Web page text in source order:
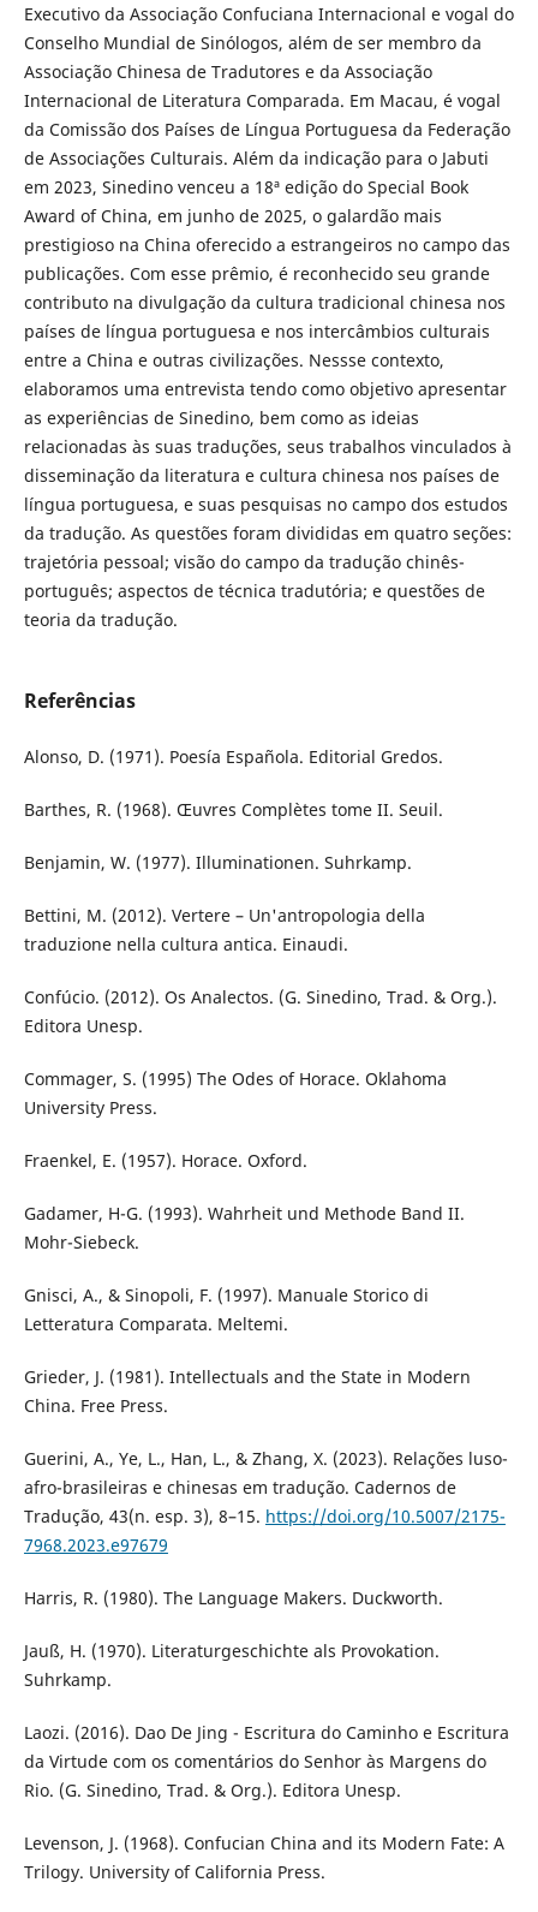
Executivo da Associação Confuciana Internacional e vogal do
Conselho Mundial de Sinólogos, além de ser membro da
Associação Chinesa de Tradutores e da Associação
Internacional de Literatura Comparada. Em Macau, é vogal
da Comissão dos Países de Língua Portuguesa da Federação
de Associações Culturais. Além da indicação para o Jabuti
em 2023, Sinedino venceu a 18ª edição do Special Book
Award of China, em junho de 2025, o galardão mais
prestigioso na China oferecido a estrangeiros no campo das
publicações. Com esse prêmio, é reconhecido seu grande
contributo na divulgação da cultura tradicional chinesa nos
países de língua portuguesa e nos intercâmbios culturais
entre a China e outras civilizações. Nessse contexto,
elaboramos uma entrevista tendo como objetivo apresentar
as experiências de Sinedino, bem como as ideias
relacionadas às suas traduções, seus trabalhos vinculados à
disseminação da literatura e cultura chinesa nos países de
língua portuguesa, e suas pesquisas no campo dos estudos
da tradução. As questões foram divididas em quatro seções:
trajetória pessoal; visão do campo da tradução chinês-
português; aspectos de técnica tradutória; e questões de
teoria da tradução.
Referências
Alonso, D. (1971). Poesía Española. Editorial Gredos.
Barthes, R. (1968). Œuvres Complètes tome II. Seuil.
Benjamin, W. (1977). Illuminationen. Suhrkamp.
Bettini, M. (2012). Vertere – Un'antropologia della
traduzione nella cultura antica. Einaudi.
Confúcio. (2012). Os Analectos. (G. Sinedino, Trad. & Org.).
Editora Unesp.
Commager, S. (1995) The Odes of Horace. Oklahoma
University Press.
Fraenkel, E. (1957). Horace. Oxford.
Gadamer, H-G. (1993). Wahrheit und Methode Band II.
Mohr-Siebeck.
Gnisci, A., & Sinopoli, F. (1997). Manuale Storico di
Letteratura Comparata. Meltemi.
Grieder, J. (1981). Intellectuals and the State in Modern
China. Free Press.
Guerini, A., Ye, L., Han, L., & Zhang, X. (2023). Relações luso-
afro-brasileiras e chinesas em tradução. Cadernos de
Tradução, 43(n. esp. 3), 8–15. https://doi.org/10.5007/2175-
7968.2023.e97679
Harris, R. (1980). The Language Makers. Duckworth.
Jauß, H. (1970). Literaturgeschichte als Provokation.
Suhrkamp.
Laozi. (2016). Dao De Jing - Escritura do Caminho e Escritura
da Virtude com os comentários do Senhor às Margens do
Rio. (G. Sinedino, Trad. & Org.). Editora Unesp.
Levenson, J. (1968). Confucian China and its Modern Fate: A
Trilogy. University of California Press.